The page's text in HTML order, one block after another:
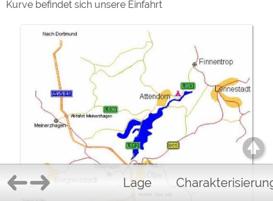
Lage
Kurve befindet sich unsere Einfahrt